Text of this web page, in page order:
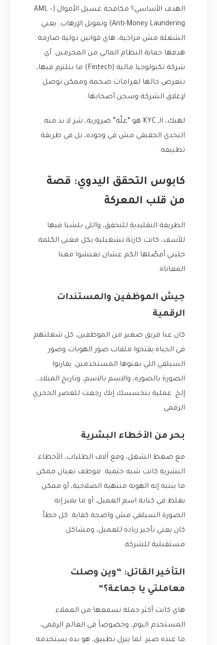
الهدف الأساسي؟ مكافحة غسيل الأموال (AML –
Anti-Money Laundering) وتمويل الإرهاب. يعني
الشغلة مش مزاجية، هاي قوانين دولية صارمة
هدفها حماية النظام المالي من المجرمين. أي
شركة تكنولوجيا مالية (Fintech) ما بتلتزم فيها،
بتعرض حالها لغرامات ضخمة وممكن توصل
لإغلاق الشركة وسجن أصحابها.
لهيك، الـ KYC هو “علّة” ضرورية، شر لا بد منه.
التحدي الحقيقي مش في وجوده، بل في طريقة
تطبيقه.
كابوس التحقق اليدوي: قصة
من قلب المعركة
الطريقة التقليدية للتحقق، واللي بلشنا فيها
للأسف، كانت كارثة تشغيلية بكل معنى الكلمة.
خليني أفصّلها الكم عشان تعيشوا معنا
المعاناة:
جيش الموظفين والمستندات
الرقمية
كان عنا فريق صغير من الموظفين، كل شغلتهم
في الحياة يفتحوا ملفات صور الهويات وصور
السيلفي اللي بعتوها المستخدمين. يقارنوا
الصورة بالصورة، والاسم بالاسم، وتاريخ الميلاد…
إلخ. عملية بتحسسك إنك رجعت للعصر الحجري
الرقمي.
بحر من الأخطاء البشرية
مع ضغط الشغل، ومع آلاف الطلبات، الأخطاء
البشرية كانت شبه حتمية. موظف تعبان ممكن
ما ينتبه إنه الهوية منتهية الصلاحية، أو ممكن
يغلط في كتابة اسم العميل، أو ما يميز إنه
الصورة السيلفي مش واضحة كفاية. كل خطأ
كان يعني تأخير زيادة للعميل، ومشاكل
مستقبلية للشركة.
التأخير القاتل: “وين وصلت
معاملتي يا جماعة؟”
هاي كانت أكثر جملة نسمعها من العملاء.
المستخدم اليوم، وخصوصاً في العالم الرقمي،
ما عنده صبر. لما ينزل تطبيق، هو بده يستخدمه